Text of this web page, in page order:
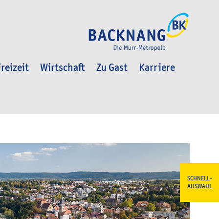
Wirtschaft Zu Gast Karriere
SCHNELL-
AUSWAHL